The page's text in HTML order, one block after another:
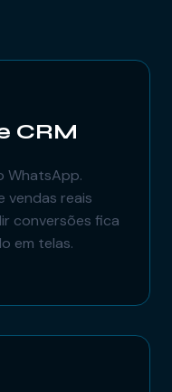
CRM
WhatsApp.
vendas reais
conversões fica
em telas.